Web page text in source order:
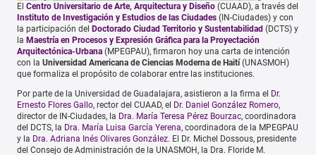
El Centro Universitario de Arte, Arquitectura y Diseño (CUAAD), a través del
Instituto de Investigación y Estudios de las Ciudades (IN-Ciudades) y con
la participación del Doctorado Ciudad Territorio y Sustentabilidad (DCTS) y
la Maestría en Procesos y Expresión Gráfica para la Proyectación
Arquitectónica-Urbana (MPEGPAU), firmaron hoy una carta de intención
con la Universidad Americana de Ciencias Moderna de Haití(UNASMOH)
que formaliza el propósito de colaborar entre las instituciones.
Por parte de la Universidad de Guadalajara, asistieron a la firma el Dr.
Ernesto Flores Gallo, rector del CUAAD, el Dr. Daniel González Romero,
director de IN-Ciudades, la Dra. María Teresa Pérez Bourzac, coordinadora
del DCTS, la Dra. María Luisa García Yerena, coordinadora de la MPEGPAU
y la Dra. Adriana Inés Olivares González. El Dr. Michel Dossous, presidente
del Consejo de Administración de la UNASMOH, la Dra. Floride M.